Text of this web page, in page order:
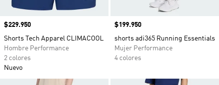
Precio
$229.950
Shorts Tech Apparel CLIMACOOL
Hombre Performance
2 colores
Nuevo
Precio
$199.950
shorts adi365 Running Essentials
Mujer Performance
4 colores